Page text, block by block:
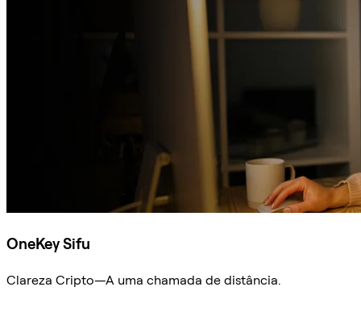
OneKey Sifu
Clareza Cripto—A uma chamada de distância.